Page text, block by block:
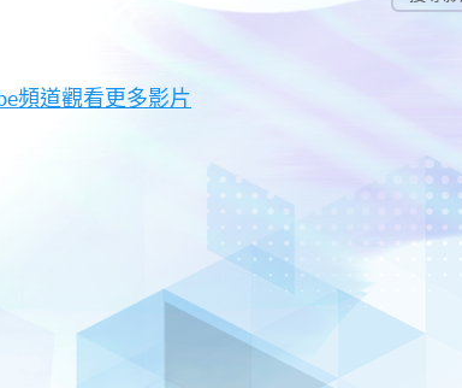
尋
頻道觀看更多影片